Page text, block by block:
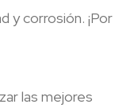
y corrosión. ¡Por
las mejores